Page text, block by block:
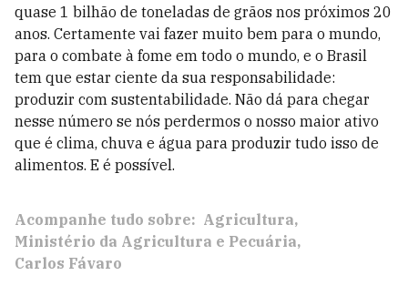
quase 1 bilhão de toneladas de grãos nos próximos 20
anos. Certamente vai fazer muito bem para o mundo,
para o combate à fome em todo o mundo, e o Brasil
tem que estar ciente da sua responsabilidade:
produzir com sustentabilidade. Não dá para chegar
nesse número se nós perdermos o nosso maior ativo
que é clima, chuva e água para produzir tudo isso de
alimentos. E é possível.
Acompanhe tudo sobre: Agricultura
Ministério da Agricultura e Pecuária
Carlos Fávaro